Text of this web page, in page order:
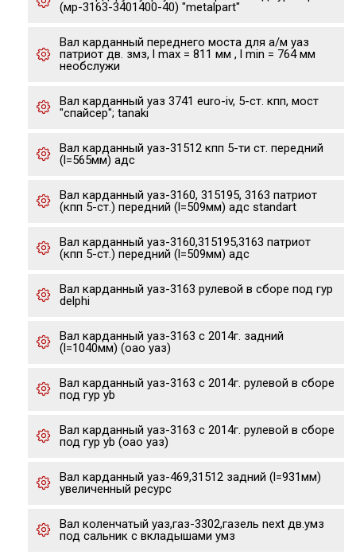
(мр-3163-3401400-40) "metalpart"
Вал карданный переднего моста для а/м уаз
патриот дв. змз, l max = 811 мм , l min = 764 мм
необслужи
Вал карданный уаз 3741 euro-iv, 5-ст. кпп, мост
"спайсер"; tanaki
Вал карданный уаз-31512 кпп 5-ти ст. передний
(l=565мм) адс
Вал карданный уаз-3160, 315195, 3163 патриот
(кпп 5-ст.) передний (l=509мм) адс standart
Вал карданный уаз-3160,315195,3163 патриот
(кпп 5-ст.) передний (l=509мм) адс
Вал карданный уаз-3163 рулевой в сборе под гур
delphi
Вал карданный уаз-3163 с 2014г. задний
(l=1040мм) (оао уаз)
Вал карданный уаз-3163 с 2014г. рулевой в сборе
под гур yb
Вал карданный уаз-3163 с 2014г. рулевой в сборе
под гур yb (оао уаз)
Вал карданный уаз-469,31512 задний (l=931мм)
увеличенный ресурс
Вал коленчатый уаз,газ-3302,газель next дв.умз
под сальник с вкладышами умз